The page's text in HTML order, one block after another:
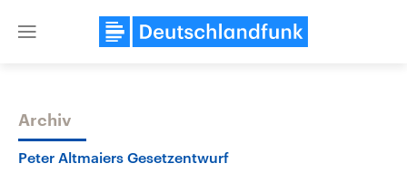
Close
Themen
Archiv
Peter Altmaiers Gesetzentwurf